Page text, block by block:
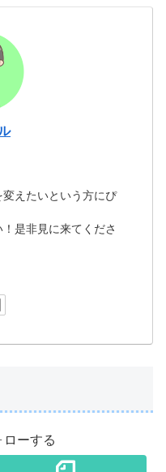
えたいという方にぴ
是非見に来てくださ
ローする